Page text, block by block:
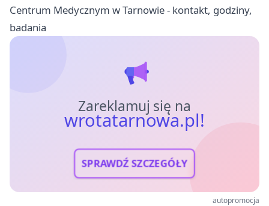
Centrum Medycznym w Tarnowie - kontakt, godziny,
badania
Zareklamuj się na
wrotatarnowa.pl!
SPRAWDŹ SZCZEGÓŁY
autopromocja